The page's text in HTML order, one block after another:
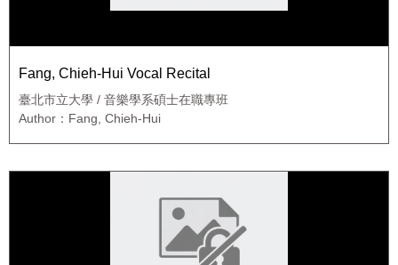
Fang, Chieh-Hui Vocal Recital
臺北市立大學 / 音樂學系碩士在職專班
Author：Fang, Chieh-Hui